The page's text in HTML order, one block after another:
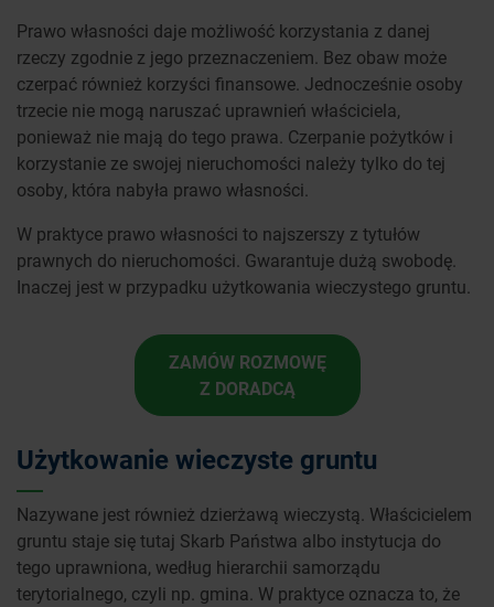
Prawo własności daje możliwość korzystania z danej
rzeczy zgodnie z jego przeznaczeniem. Bez obaw może
czerpać również korzyści finansowe. Jednocześnie osoby
trzecie nie mogą naruszać uprawnień właściciela,
ponieważ nie mają do tego prawa. Czerpanie pożytków i
korzystanie ze swojej nieruchomości należy tylko do tej
osoby, która nabyła prawo własności.
W praktyce prawo własności to najszerszy z tytułów
prawnych do nieruchomości. Gwarantuje dużą swobodę.
Inaczej jest w przypadku użytkowania wieczystego gruntu.
ZAMÓW ROZMOWĘ
Z DORADCĄ
Użytkowanie wieczyste gruntu
Nazywane jest również dzierżawą wieczystą. Właścicielem
gruntu staje się tutaj Skarb Państwa albo instytucja do
tego uprawniona, według hierarchii samorządu
terytorialnego, czyli np. gmina. W praktyce oznacza to, że